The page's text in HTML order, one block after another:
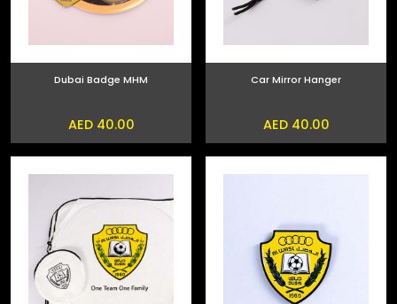
Car Mirror Hanger
AED 40.00
Dubai Badge MHM
AED 40.00